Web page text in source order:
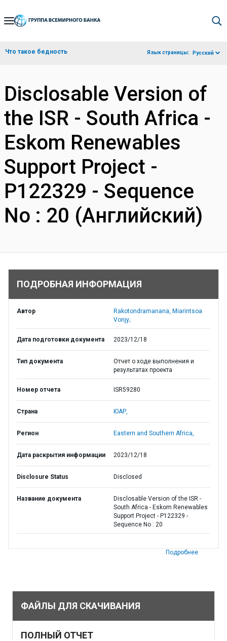
Skip
Navigation
Что такое бедность Язык страницы: Русский
Disclosable Version of
the ISR - South Africa -
Eskom Renewables
Support Project -
P122329 - Sequence
No : 20 (Английский)
ПОДРОБНАЯ ИНФОРМАЦИЯ
Автор
Rakotondramanana, Miarintsoa
Vonjy;
Дата подготовки документа 2023/12/18
Тип документа
Отчет о ходе выполнения и
результатах проекта
Номер отчета ISR59280
Страна ЮАР,
Регион Eastern and Southern Africa,
Дата раскрытия информации 2023/12/18
Disclosure Status Disclosed
Название документа
Disclosable Version of the ISR -
South Africa - Eskom Renewables
Support Project - P122329 -
Sequence No : 20
Подробнее
ФАЙЛЫ ДЛЯ СКАЧИВАНИЯ
ПОЛНЫЙ ОТЧЕТ